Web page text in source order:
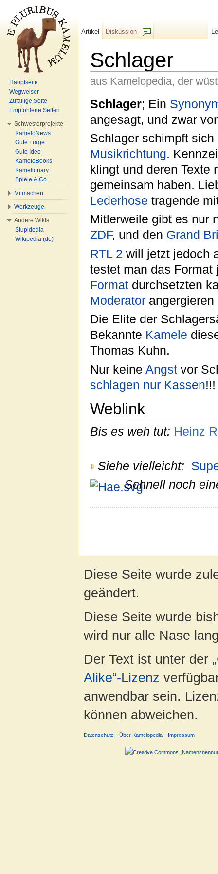
Schlager
aus Kamelopedia, der
Schlager; Ein
angesagt, und zwar
Schlager schimpft
Musikrichtung.
klingt und deren
gemeinsam haben.
Lederhose tragende
Mitlerweile gibt es nur
ZDF, und den Grand
RTL 2 will jetzt jedoch
testet man das
Format durchsetzten
Moderator
Die Elite der
Bekannte Kamele
Thomas Kuhn.
Nur keine Angst vor
schlagen nur Kassen!!!
Weblink
Bis es weh tut: Heinz
Siehe vielleicht:
Schnell noch
Artikel
Diskussion
Hauptseite
Wegweiser
Zufällige Seite
Empfohlene Seiten
Schwesterprojekte
KameloNews
Gute Frage
Gute Idee
KameloBooks
Kamelionary
Spiele & Co.
Mitmachen
Werkzeuge
Andere Wikis
Stupidedia
Wikipedia (de)
Diese Seite wurde
geändert.
Diese Seite wurde
wird nur alle Nase
Der Text ist unter der
Alike“-Lizenz
anwendbar sein.
können abweichen.
Datenschutz Über Kamelopedia Impressum